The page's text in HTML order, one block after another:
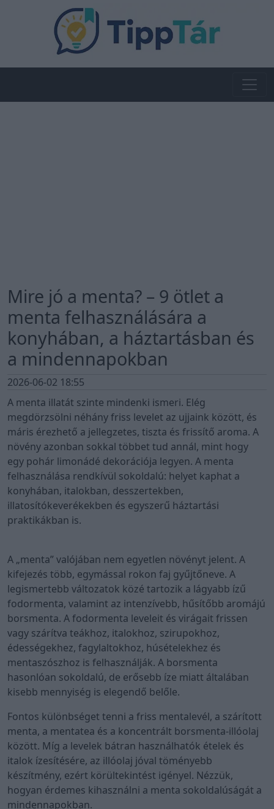
Mire jó a menta? – 9 ötlet a
menta felhasználására a
konyhában, a háztartásban és
a mindennapokban
2026-06-02 18:55
A menta illatát szinte mindenki ismeri. Elég
megdörzsölni néhány friss levelet az ujjaink között, és
máris érezhető a jellegzetes, tiszta és frissítő aroma. A
növény azonban sokkal többet tud annál, mint hogy
egy pohár limonádé dekorációja legyen. A menta
felhasználása rendkívül sokoldalú: helyet kaphat a
konyhában, italokban, desszertekben,
illatosítókeverékekben és egyszerű háztartási
praktikákban is.
A „menta” valójában nem egyetlen növényt jelent. A
kifejezés több, egymással rokon faj gyűjtőneve. A
legismertebb változatok közé tartozik a lágyabb ízű
fodormenta, valamint az intenzívebb, hűsítőbb aromájú
borsmenta. A fodormenta leveleit és virágait frissen
vagy szárítva teákhoz, italokhoz, szirupokhoz,
édességekhez, fagylaltokhoz, húsételekhez és
mentaszószhoz is felhasználják. A borsmenta
hasonlóan sokoldalú, de erősebb íze miatt általában
kisebb mennyiség is elegendő belőle.
Fontos különbséget tenni a friss mentalevél, a szárított
menta, a mentatea és a koncentrált borsmenta-illóolaj
között. Míg a levelek bátran használhatók ételek és
italok ízesítésére, az illóolaj jóval töményebb
készítmény, ezért körültekintést igényel. Nézzük,
hogyan érdemes kihasználni a menta sokoldalúságát a
mindennapokban.